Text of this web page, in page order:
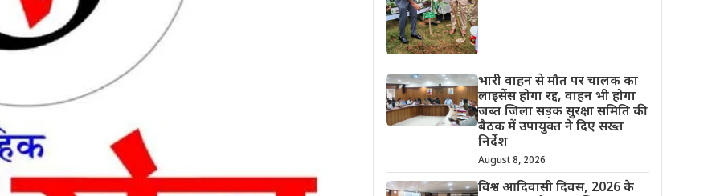
भारी वाहन से मौत पर चालक का
लाइसेंस होगा रद्द, वाहन भी होगा
जब्त जिला सड़क सुरक्षा समिति की
बैठक में उपायुक्त ने दिए सख्त
निर्देश
August 8, 2026
विश्व आदिवासी दिवस, 2026 के